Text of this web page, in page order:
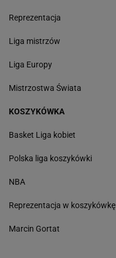
Reprezentacja
Liga mistrzów
Liga Europy
Mistrzostwa Świata
KOSZYKÓWKA
Basket Liga kobiet
Polska liga koszykówki
NBA
Reprezentacja w koszykówkę
Marcin Gortat